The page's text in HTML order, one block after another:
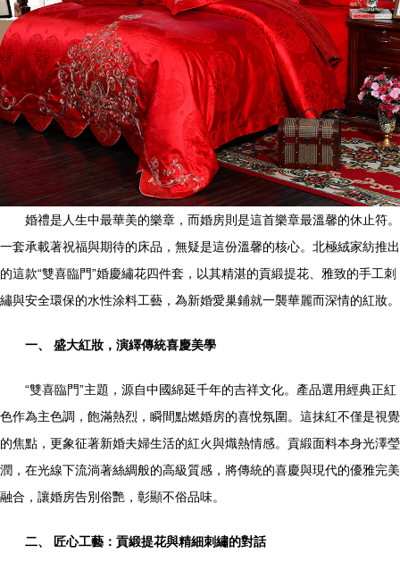
婚禮是人生中最華美的樂章，而婚房則是這首樂章最溫馨的休止符。
一套承載著祝福與期待的床品，無疑是這份溫馨的核心。北極絨家紡推出
的這款“雙喜臨門”婚慶繡花四件套，以其精湛的貢緞提花、雅致的手工刺
繡與安全環保的水性涂料工藝，為新婚愛巢鋪就一襲華麗而深情的紅妝。
一、 盛大紅妝，演繹傳統喜慶美學
“雙喜臨門”主題，源自中國綿延千年的吉祥文化。產品選用經典正紅
色作為主色調，飽滿熱烈，瞬間點燃婚房的喜悅氛圍。這抹紅不僅是視覺
的焦點，更象征著新婚夫婦生活的紅火與熾熱情感。貢緞面料本身光澤瑩
潤，在光線下流淌著絲綢般的高級質感，將傳統的喜慶與現代的優雅完美
融合，讓婚房告別俗艷，彰顯不俗品味。
二、 匠心工藝：貢緞提花與精細刺繡的對話